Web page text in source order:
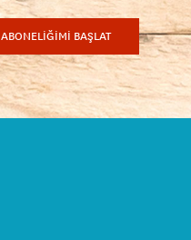
ABONELİĞİMİ BAŞLAT